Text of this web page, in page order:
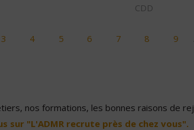
CDD
3 4 5 6 7 8 9
nos formations, les bonnes raisons de
sur "L'ADMR recrute près de chez vous".